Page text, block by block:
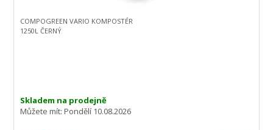
Skladem na prodejně
Můžete mít:Pondělí 10.08.2026
COMPOGREEN VARIO KOMPOSTÉR
1250L ČERNÝ